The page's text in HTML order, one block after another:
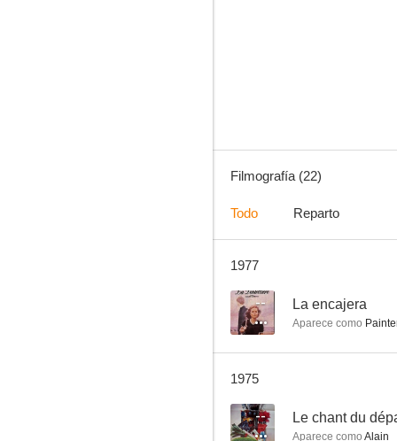
Más veloz que el viento
Filmografía (22)
Todo Reparto
1977
-- La encajera
Aparece como
1975
-- Le chant du
Aparece como Alain